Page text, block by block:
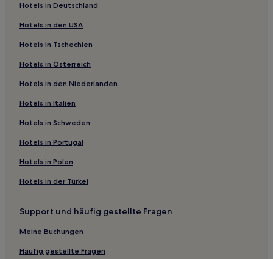
Hotels nahe Chongqing North Station North Square
Station
Hotels nahe Bahnhof Chongqing West
Chongqing: Hotels
Hotels nahe U-Bahn-Station Huangling
Hotels nahe U-Bahn-Station Jujin Avenue
Hotels in Deutschland
Hotels in den USA
Hotels in Tschechien
Hotels in Österreich
Hotels in den Niederlanden
Hotels in Italien
Hotels in Schweden
Hotels in Portugal
Hotels in Polen
Hotels in der Türkei
Support und häufig gestellte Fragen
Meine Buchungen
Häufig gestellte Fragen